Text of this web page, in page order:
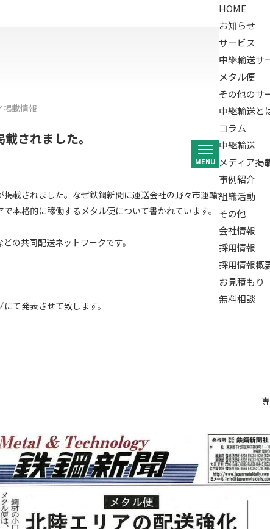
MENU
HOME
お知らせ
サービス
中継輸送サ
メタル便
その他のサ
中継輸送と
コラム
中継輸送
メディア掲
事例紹介
組織活動
その他
会社情報
採用情報
採用情報概
お見積もり
無料相談
掲載情報
されました。
載されました。なぜ鉄鋼新聞に運送会社の野々市運輸が？と思う
本格的に稼働するメタル便について書かれています。
の共同配送ネットワークです。
て発表させて致します。